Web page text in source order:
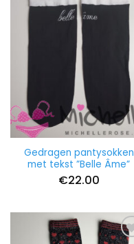
Gedragen pantysokken
met tekst ”Belle Âme”
€22.00